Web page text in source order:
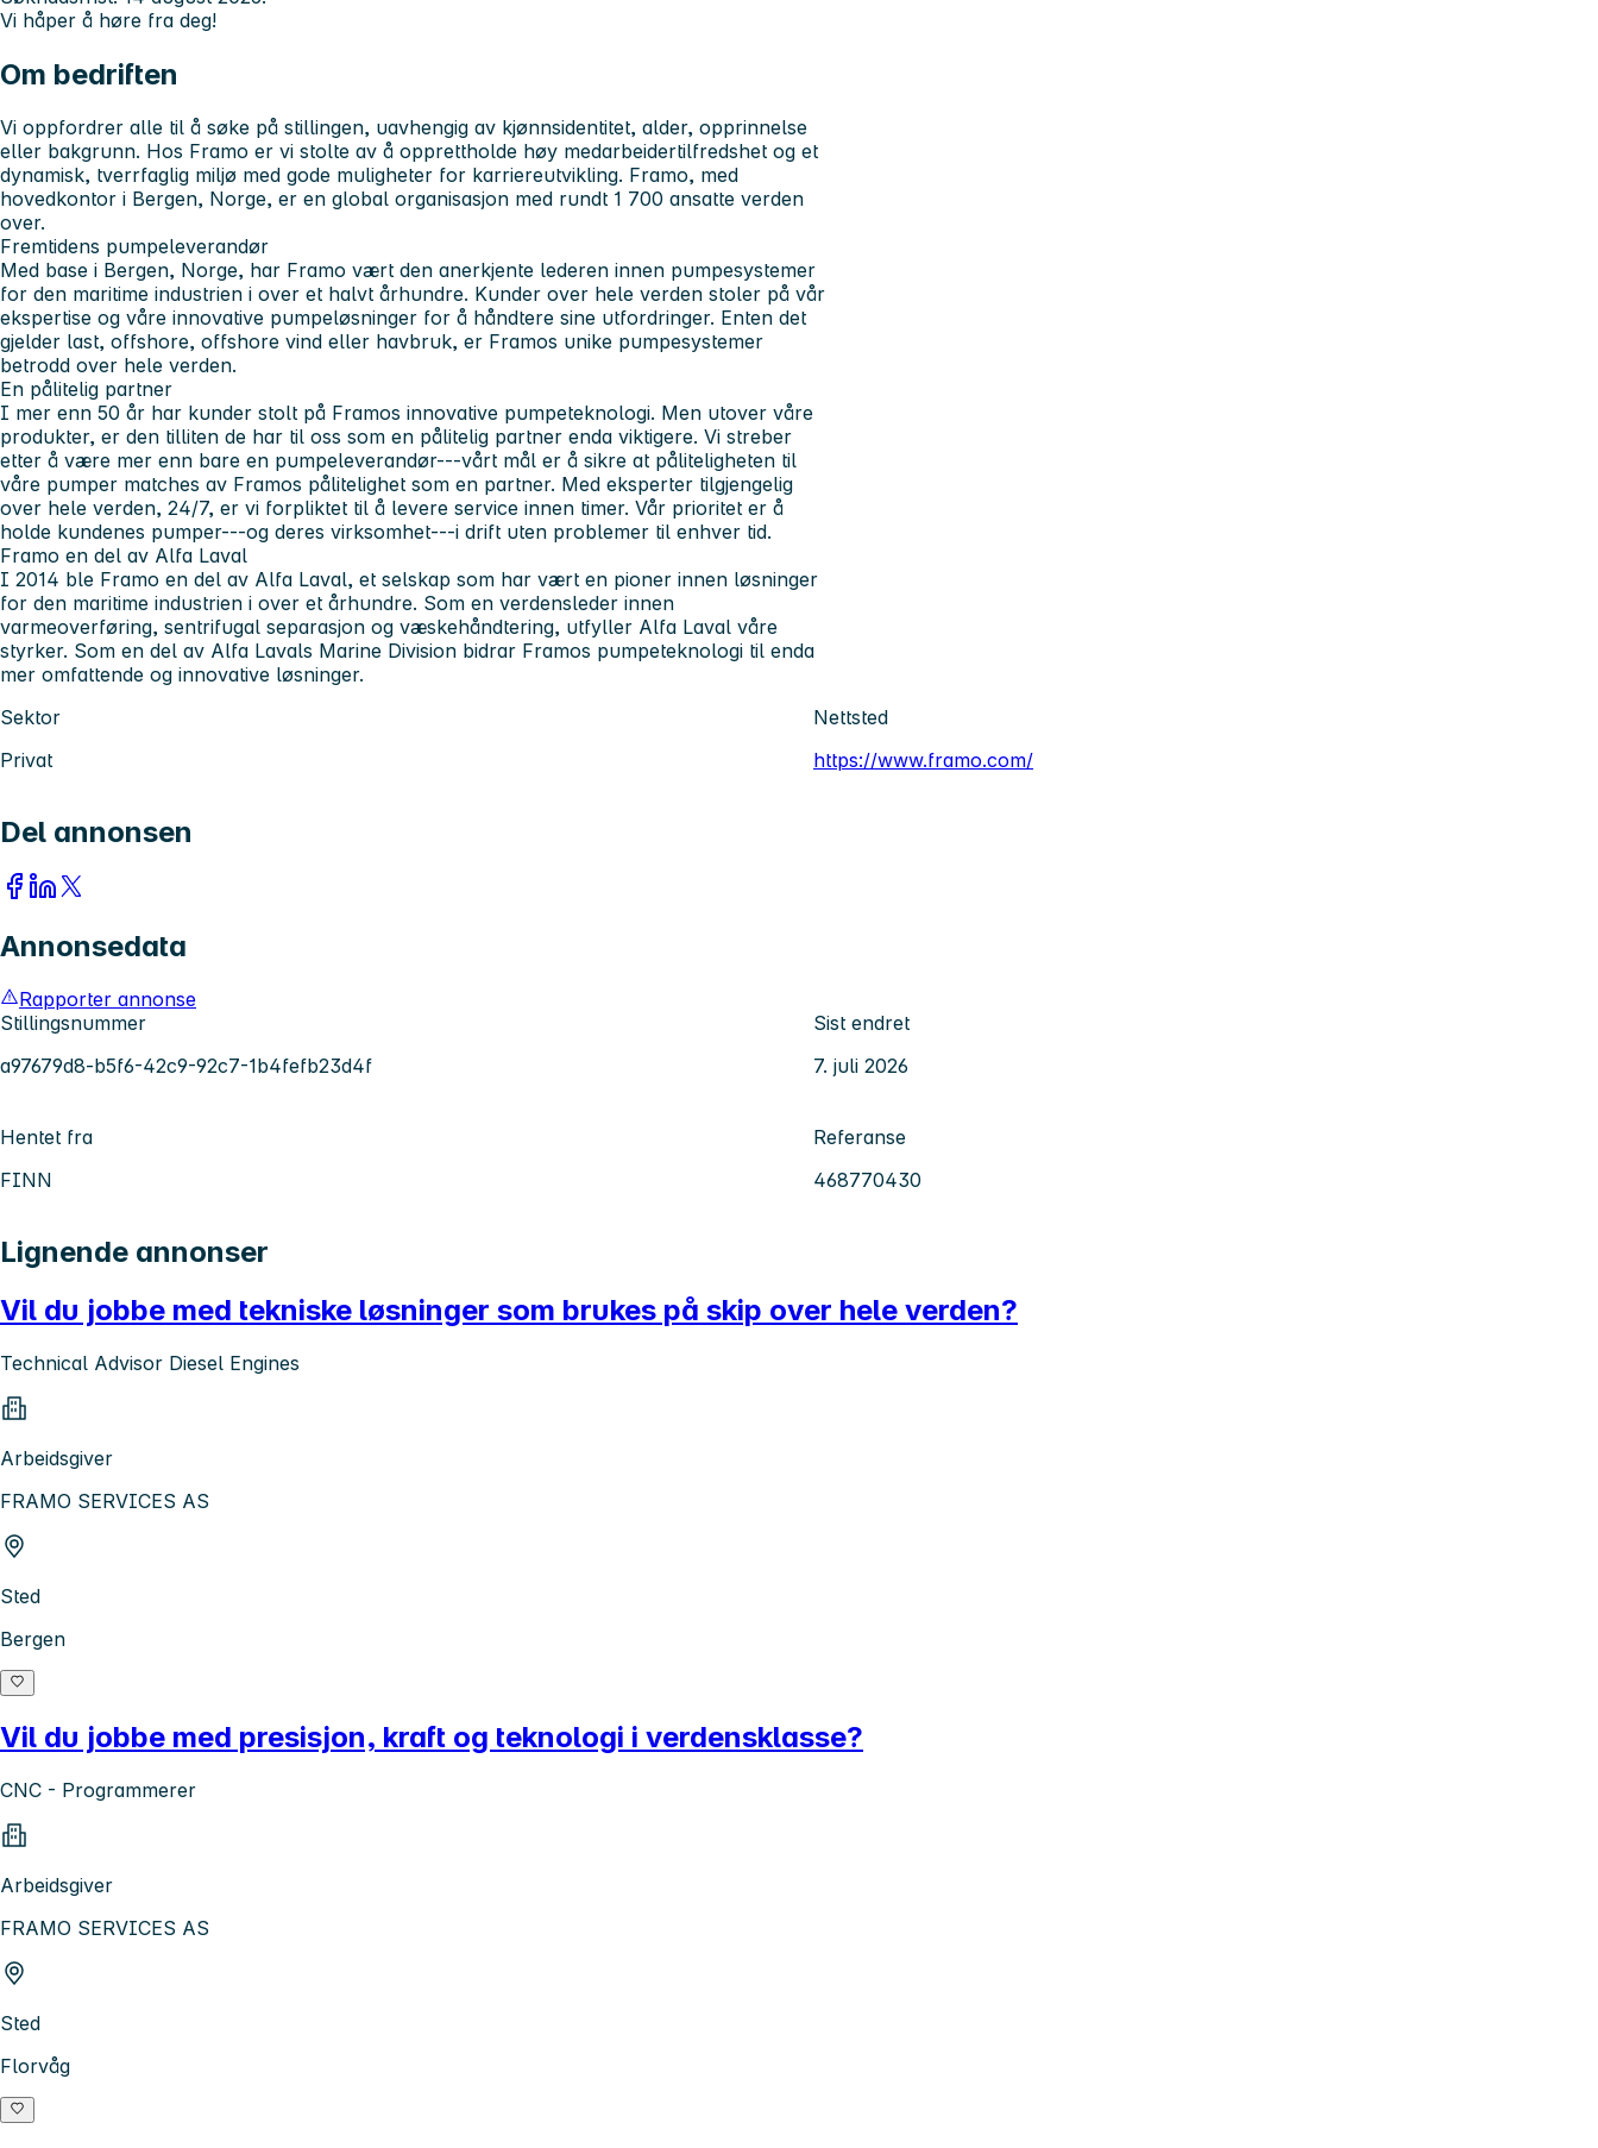
Vi håper å høre fra deg!
Om bedriften
Vi oppfordrer alle til å søke på stillingen, uavhengig av kjønnsidentitet, alder, opprinnelse
eller bakgrunn. Hos Framo er vi stolte av å opprettholde høy medarbeidertilfredshet og et
dynamisk, tverrfaglig miljø med gode muligheter for karriereutvikling. Framo, med
hovedkontor i Bergen, Norge, er en global organisasjon med rundt 1 700 ansatte verden
over.
Fremtidens pumpeleverandør
Med base i Bergen, Norge, har Framo vært den anerkjente lederen innen pumpesystemer
for den maritime industrien i over et halvt århundre. Kunder over hele verden stoler på vår
ekspertise og våre innovative pumpeløsninger for å håndtere sine utfordringer. Enten det
gjelder last, offshore, offshore vind eller havbruk, er Framos unike pumpesystemer
betrodd over hele verden.
En pålitelig partner
I mer enn 50 år har kunder stolt på Framos innovative pumpeteknologi. Men utover våre
produkter, er den tilliten de har til oss som en pålitelig partner enda viktigere. Vi streber
etter å være mer enn bare en pumpeleverandør---vårt mål er å sikre at påliteligheten til
våre pumper matches av Framos pålitelighet som en partner. Med eksperter tilgjengelig
over hele verden, 24/7, er vi forpliktet til å levere service innen timer. Vår prioritet er å
holde kundenes pumper---og deres virksomhet---i drift uten problemer til enhver tid.
Framo en del av Alfa Laval
I 2014 ble Framo en del av Alfa Laval, et selskap som har vært en pioner innen løsninger
for den maritime industrien i over et århundre. Som en verdensleder innen
varmeoverføring, sentrifugal separasjon og væskehåndtering, utfyller Alfa Laval våre
styrker. Som en del av Alfa Lavals Marine Division bidrar Framos pumpeteknologi til enda
mer omfattende og innovative løsninger.
Sektor
Privat
Nettsted
https://www.framo.com/
Del annonsen
Annonsedata
Rapporter annonse
Stillingsnummer
a97679d8-b5f6-42c9-92c7-1b4fefb23d4f
Sist endret
7. juli 2026
Hentet fra
FINN
Referanse
468770430
Lignende annonser
Vil du jobbe med tekniske løsninger som brukes på skip over hele verden?
Technical Advisor Diesel Engines
Arbeidsgiver
FRAMO SERVICES AS
Sted
Bergen
Vil du jobbe med presisjon, kraft og teknologi i verdensklasse?
CNC - Programmerer
Arbeidsgiver
FRAMO SERVICES AS
Sted
Florvåg